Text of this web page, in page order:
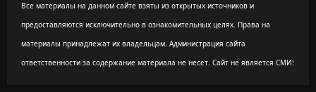
Все материалы на данном сайте взяты из открытых источников и
предоставляются исключительно в ознакомительных целях. Права на
материалы принадлежат их владельцам. Администрация сайта
ответственности за содержание материала не несет. Сайт не является СМИ!